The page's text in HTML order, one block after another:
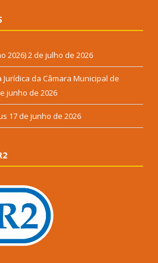
2026)2 de julho de 2026
da Câmara Municipal de
junho de 2026
17 de junho de 2026